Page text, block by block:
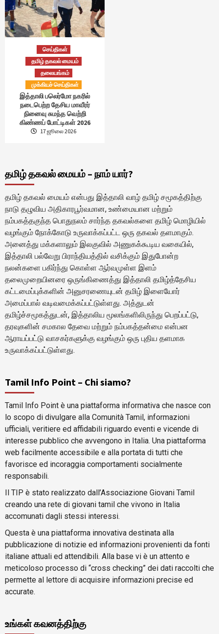
செய்திகள்
தமிழ் தகவல் மையம்
தலையங்கம்
முக்கியச் செய்திகள்
இத்தாலி பலெர்மோ நகரில்
நடைபெற்ற தேசிய மாவீரர்
நினைவு சுமந்த வெற்றி
கிண்ணப் போட்டிகள் 2026
17 ஜூலை 2026
தமிழ் தகவல் மையம் – நாம் யார்?
தமிழ் தகவல் மையம் என்பது இத்தாலி வாழ் தமிழ் சமூகத்திற்கு
நாடு தழுவிய அதிகாரபூர்வமான, உண்மையான மற்றும்
நம்பகத்தகுந்த பொதுநலம் சார்ந்த தகவல்களை தமிழ் மொழியில்
வழங்கும் நோக்கோடு உருவாக்கப்பட்ட ஒரு தகவல் தளமாகும்.
அனைத்து மக்களாலும் இலகுவில் அணுகக்கூடிய வகையில்,
இத்தாலி பல்வேறு பிராந்தியத்தில் வசிக்கும் இதுபோன்ற
நலன்களை பகிர்ந்து கொள்ள ஆர்வமுள்ள இளம்
தலைமுறையினரை ஒருங்கிணைத்து இத்தாலி தமிழ்த்தேசிய
கட்டமைப்புக்களின் அனுசரணையுடன் தமிழ் இளையோர்
அமைப்பால் வடிவமைக்கப்பட்டுள்ளது. அத்துடன்
தமிழ்ச்சமூகத்துடன், இத்தாலிய மூலங்களிலிருந்து பெறப்பட்டு,
தரவுகளின் சமகால தேவை மற்றும் நம்பகத்தன்மை என்பன
ஆராயப்பட்டு வாசகர்களுக்கு வழங்கும் ஒரு புதிய தளமாக
உருவாக்கப்பட்டுள்ளது.
Tamil Info Point – Chi siamo?
Tamil Info Point è una piattaforma informativa che nasce con
lo scopo di divulgare alla Comunità Tamil, informazioni
ufficiali, veritiere ed affidabili riguardo eventi e vicende di
interesse pubblico che avvengono in Italia. Una piattaforma
web facilmente accessibile e alla portata di tutti che
favorisce ed incoraggia comportamenti socialmente
responsabili.
Il TIP è stato realizzato dall’Associazione Giovani Tamil
creando una rete di giovani tamil che vivono in Italia
accomunati dagli stessi interessi.
Questa è una piattaforma innovativa destinata alla
pubblicazione di notizie ed informazioni provenienti da fonti
italiane attuali ed attendibili. Alla base vi è un attento e
meticoloso processo di “cross checking” dei dati raccolti che
permette al lettore di acquisire informazioni precise ed
accurate.
உங்கள் கவனத்திற்கு